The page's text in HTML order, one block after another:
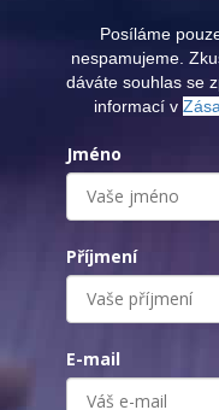
Posíláme
nespamujeme.
dáváte souhlas se
informací v
Jméno
Příjmení
E-mail